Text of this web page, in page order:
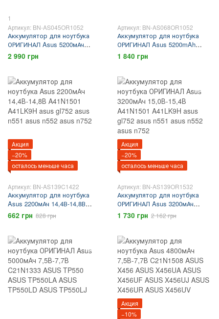
1
Артикул: BN-AS045OR1052
Аккумулятор для ноутбука
ОРИГИНАЛ Asus 5200мАч
10,8В-11,1В A32-K55, A33-K55,
A41-K55, Asus K45, Asus K55,
2 990 грн
Артикул: BN-AS068OR1052
Аккумулятор для ноутбука
ОРИГИНАЛ Asus 5200mAh
10,8В-11,1В A31-N56, A32-N56,
A33-N56б Asus N46, Asus N56,
1 840 грн
Акция
−20%
осталось меньше часа
Артикул: BN-AS139C1422
Аккумулятор для ноутбука
Asus 2200мАч 14,4В-14,8В
A41N1501 A41LK9H asus gl752
662 грн 828 грн
Акция
−20%
осталось меньше часа
Артикул: BN-AS139OR1532
Аккумулятор для ноутбука
ОРИГИНАЛ Asus 3200мАч
15,0В-15,4В A41N1501
A41LK9H asus gl752 asus n551
1 730 грн 2 162 грн
Акция
−10%